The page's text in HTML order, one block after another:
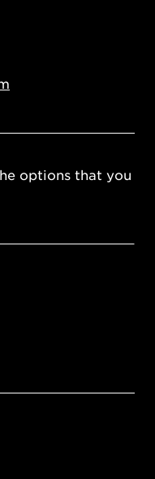
options that you